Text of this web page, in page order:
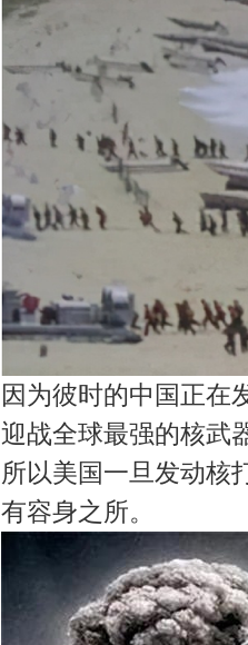
因为彼时的中国正在
迎战全球最强的核武
所以美国一旦发动核
有容身之所。